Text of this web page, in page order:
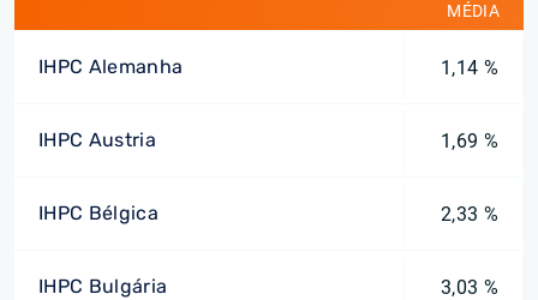
MÉDIA
IHPC Alemanha 1,14 %
IHPC Austria 1,69 %
IHPC Bélgica 2,33 %
IHPC Bulgária 3,03 %